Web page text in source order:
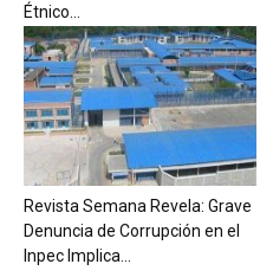
Étnico...
Revista Semana Revela: Grave
Denuncia de Corrupción en el
Inpec Implica...